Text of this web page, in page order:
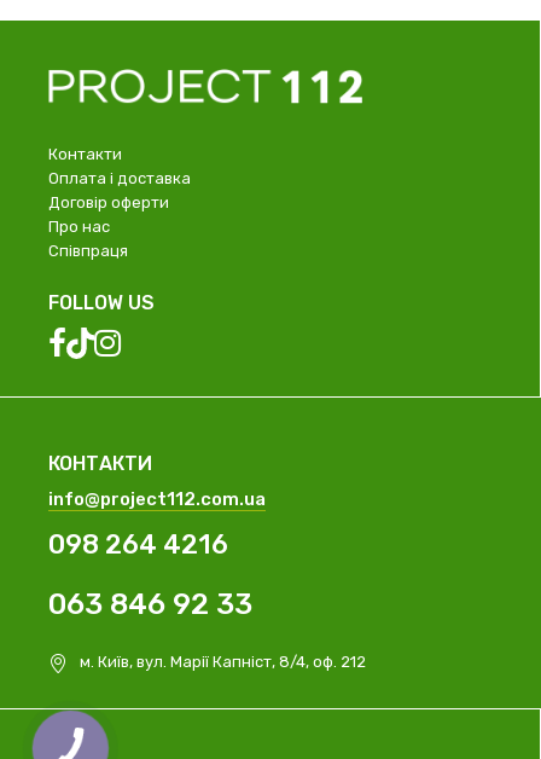
Контакти
Оплата і доставка
Договір оферти
Про нас
Співпраця
FOLLOW US
КОНТАКТИ
info@project112.com.ua
098 264 4216
063 846 92 33
м. Київ, вул. Марії Капніст, 8/4, оф. 212